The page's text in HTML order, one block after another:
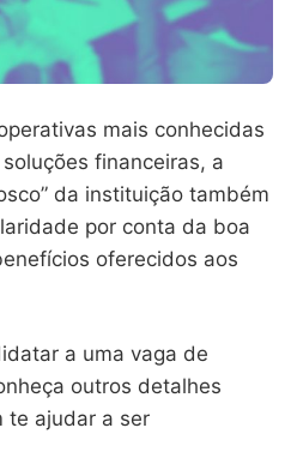
mais conhecidas
financeiras, a
da instituição também
por conta da boa
oferecidos aos
a uma vaga de
outros detalhes
te ajudar a ser